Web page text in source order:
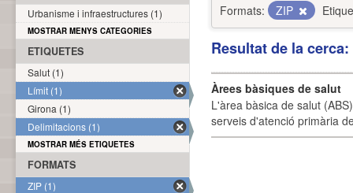
Formats:
ZIP
Resultat de la
Àrees bàsiques de salut
L'àrea bàsica de salut
serveis d'atenció primària
Urbanisme i infraestructures (1)
MOSTRAR MENYS CATEGORIES
ETIQUETES
Salut (1)
Límit (1)
Girona (1)
Delimitacions (1)
MOSTRAR MÉS ETIQUETES
FORMATS
ZIP (1)